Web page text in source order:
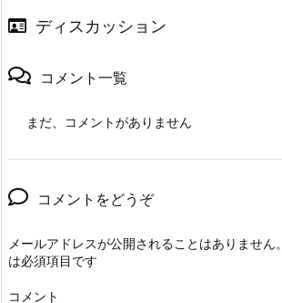
ディスカッション
コメント一覧
まだ、コメントがありません
コメントをどうぞ
メールアドレスが公開されることはありません。
は必須項目です
コメント